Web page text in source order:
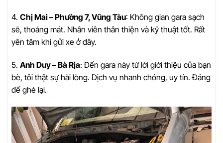
4. Chị Mai – Phường 7, Vũng Tàu: Không gian gara sạch
sẽ, thoáng mát. Nhân viên thân thiện và kỹ thuật tốt. Rất
yên tâm khi gửi xe ở đây.
5. Anh Duy – Bà Rịa: Đến gara này từ lời giới thiệu của bạn
bè, tôi thật sự hài lòng. Dịch vụ nhanh chóng, uy tín. Đáng
để ghé lại.